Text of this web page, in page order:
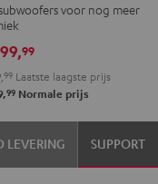
voor nog meer
99
99 Laatste laagste prijs
99 Normale prijs
LEVERING SUPPORT